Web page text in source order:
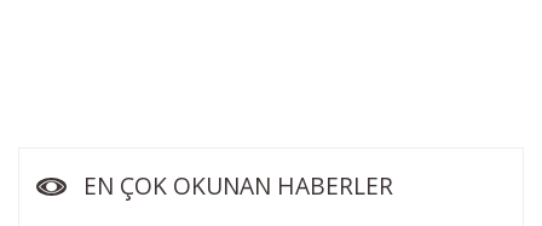
EN ÇOK OKUNAN HABERLER